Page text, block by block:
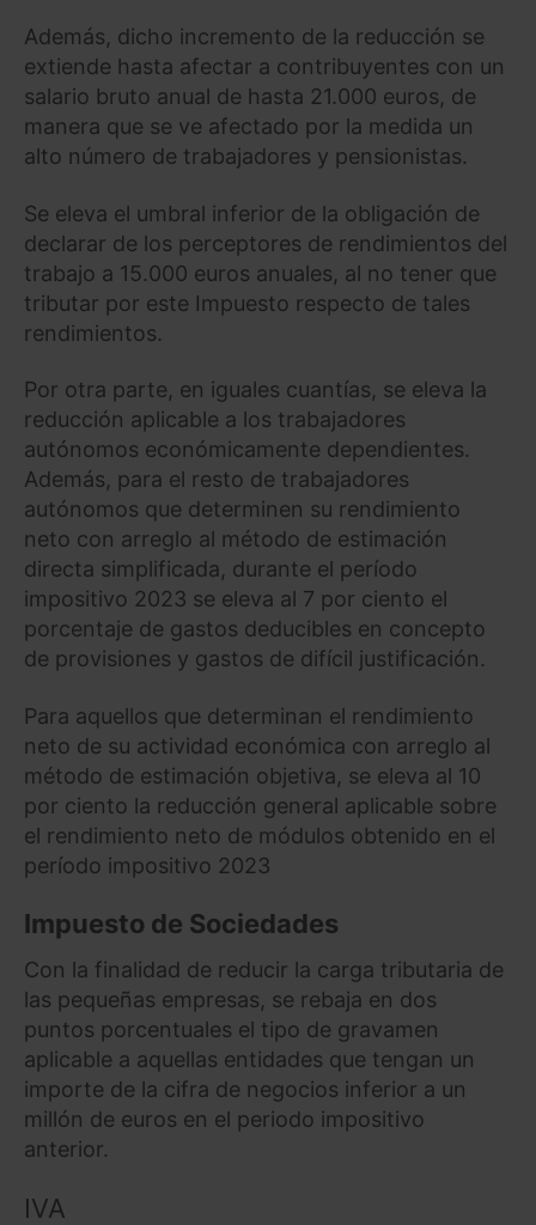
Además, dicho incremento de la reducción se
extiende hasta afectar a contribuyentes con un
salario bruto anual de hasta 21.000 euros, de
manera que se ve afectado por la medida un
alto número de trabajadores y pensionistas.
Se eleva el umbral inferior de la obligación de
declarar de los perceptores de rendimientos del
trabajo a 15.000 euros anuales, al no tener que
tributar por este Impuesto respecto de tales
rendimientos.
Por otra parte, en iguales cuantías, se eleva la
reducción aplicable a los trabajadores
autónomos económicamente dependientes.
Además, para el resto de trabajadores
autónomos que determinen su rendimiento
neto con arreglo al método de estimación
directa simplificada, durante el período
impositivo 2023 se eleva al 7 por ciento el
porcentaje de gastos deducibles en concepto
de provisiones y gastos de difícil justificación.
Para aquellos que determinan el rendimiento
neto de su actividad económica con arreglo al
método de estimación objetiva, se eleva al 10
por ciento la reducción general aplicable sobre
el rendimiento neto de módulos obtenido en el
período impositivo 2023
Impuesto de Sociedades
Con la finalidad de reducir la carga tributaria de
las pequeñas empresas, se rebaja en dos
puntos porcentuales el tipo de gravamen
aplicable a aquellas entidades que tengan un
importe de la cifra de negocios inferior a un
millón de euros en el periodo impositivo
anterior.
IVA